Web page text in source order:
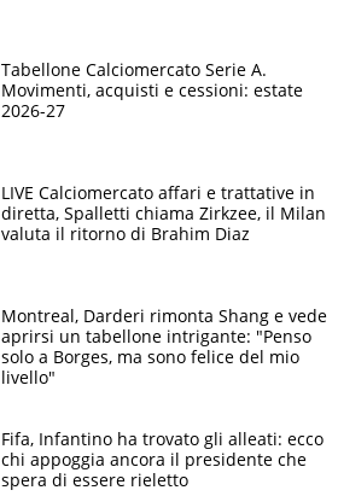
Tabellone Calciomercato Serie A.
Movimenti, acquisti e cessioni: estate
2026-27
LIVE Calciomercato affari e trattative in
diretta, Spalletti chiama Zirkzee, il Milan
valuta il ritorno di Brahim Diaz
Montreal, Darderi rimonta Shang e vede
aprirsi un tabellone intrigante: "Penso
solo a Borges, ma sono felice del mio
livello"
Fifa, Infantino ha trovato gli alleati: ecco
chi appoggia ancora il presidente che
spera di essere rieletto